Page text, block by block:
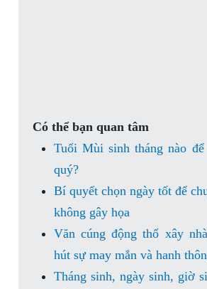
Có thể bạn quan tâm
Tuổi Mùi sinh tháng nào
quý?
Bí quyết chọn ngày tốt để
không gây họa
Văn cúng động thổ xây
hút sự may mắn và hanh
Tháng sinh, ngày sinh, giờ